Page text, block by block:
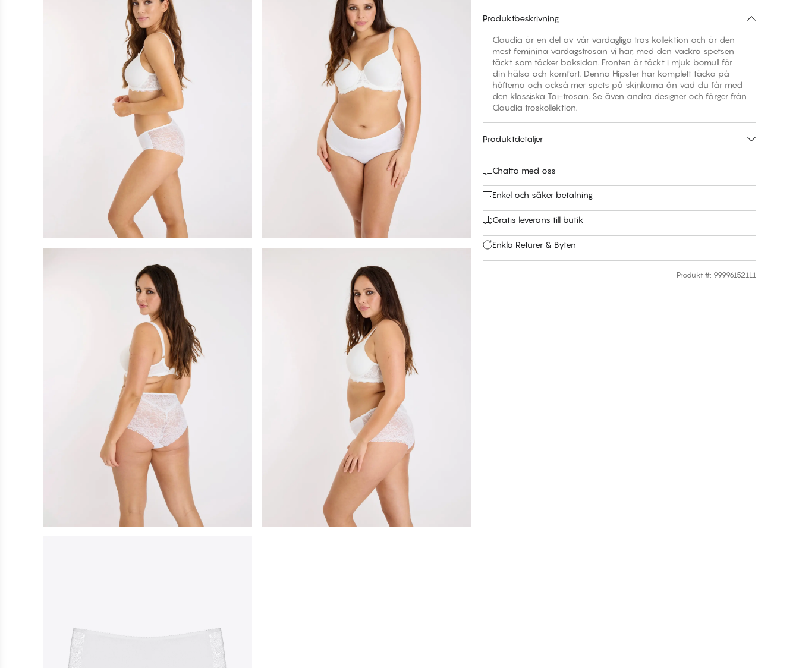
Produktbeskrivning
Claudia är en del av vår vardagliga tros kollektion och är den
mest feminina vardagstrosan vi har, med den vackra spetsen
täckt som täcker baksidan. Fronten är täckt i mjuk bomull för
din hälsa och komfort. Denna Hipster har komplett täcka på
höfterna och också mer spets på skinkorna än vad du får med
den klassiska Tai-trosan. Se även andra designer och färger från
Claudia troskollektion.
Produktdetaljer
Chatta med oss
Enkel och säker betalning
Gratis leverans till butik
Enkla Returer & Byten
Produkt #: 99996152111